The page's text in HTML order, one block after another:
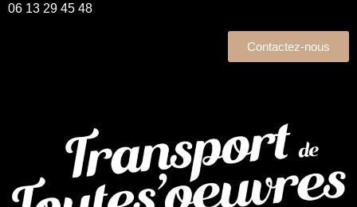
06 13 29 45 48
Contactez-nous